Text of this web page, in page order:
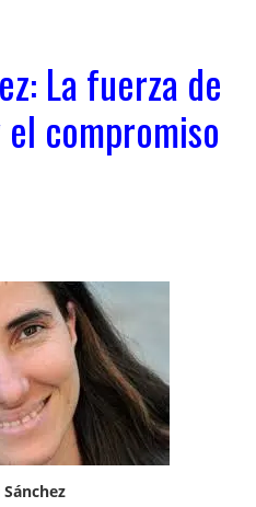
La fuerza de
compromiso